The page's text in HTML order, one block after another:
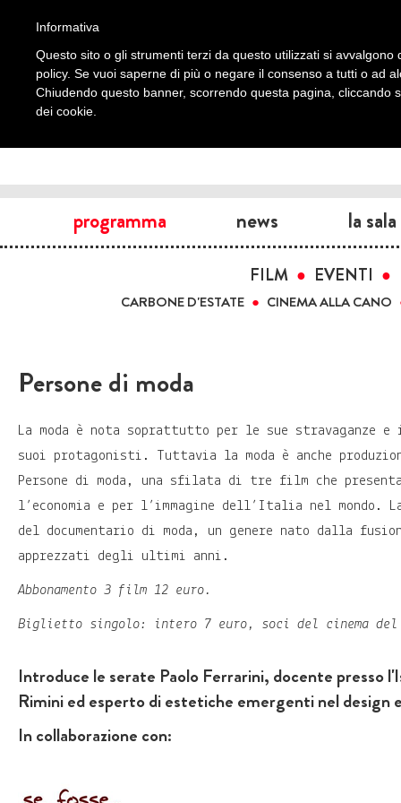
programma news la sala
FILM EVENTI
CARBONE D'ESTATE CINEMA ALLA CANO
Persone di moda
La moda è nota soprattutto per le sue
suoi protagonisti. Tuttavia la moda è anche
Persone di moda, una sfilata di tre film che
l’economia e per l’immagine dell’Italia nel
del documentario di moda, un genere nato dalla
apprezzati degli ultimi anni.
Abbonamento 3 film 12 euro.
Biglietto singolo: intero 7 euro, soci del cinema del
Introduce le serate Paolo Ferrarini, docente presso
Rimini ed esperto di estetiche emergenti nel
In collaborazione con:
Informativa
Questo sito o gli strumenti terzi da questo utilizzati si
policy. Se vuoi saperne di più o negare il consenso a tutti o ad
Chiudendo questo banner, scorrendo questa pagina, cliccando
dei cookie.